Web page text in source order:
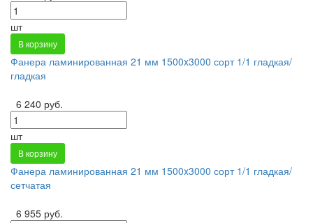
шт
В корзину
Фанера ламинированная 21 мм 1500x3000 сорт 1/1 гладкая/
гладкая
6 240 руб.
шт
В корзину
Фанера ламинированная 21 мм 1500x3000 сорт 1/1 гладкая/
сетчатая
6 955 руб.